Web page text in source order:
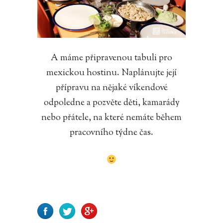
A máme připravenou tabuli pro
mexickou hostinu. Naplánujte její
přípravu na nějaké víkendové
odpoledne a pozvěte děti, kamarády
nebo přátele, na které nemáte během
pracovního týdne čas.